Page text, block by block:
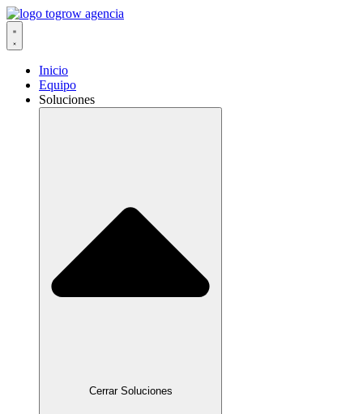
Ir
al
contenido
Inicio
Equipo
Soluciones
Cerrar Soluciones